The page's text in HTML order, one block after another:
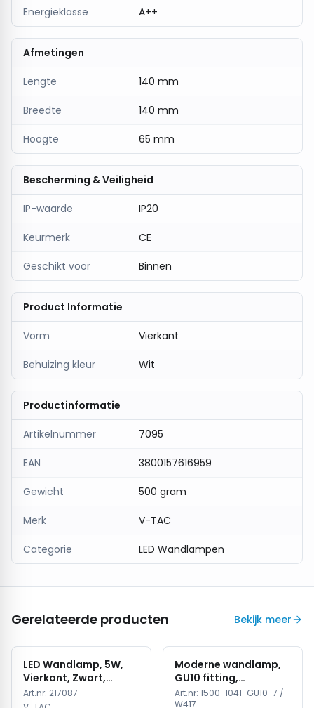
Energieklasse A++
Afmetingen
Lengte 140 mm
Breedte 140 mm
Hoogte 65 mm
Bescherming & Veiligheid
IP-waarde IP20
Keurmerk CE
Geschikt voor Binnen
Product Informatie
Vorm Vierkant
Behuizing kleur Wit
Productinformatie
Artikelnummer 7095
EAN 3800157616959
Gewicht 500 gram
Merk V-TAC
Categorie LED Wandlampen
Gerelateerde producten Bekijk meer
LED Wandlamp, 5W,
Vierkant, Zwart,
4000K Neutraal Wit
Art.nr: 217087
Moderne wandlamp,
GU10 fitting,
Aluminium, IP65,
Corten
Art.nr: 1500-1041-GU10-7 /
W417